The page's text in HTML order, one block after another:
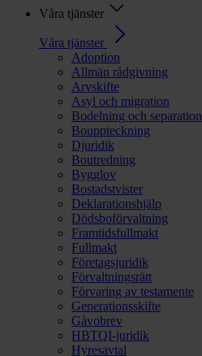
Våra tjänster
Våra tjänster
Adoption
Allmän rådgivning
Arvskifte
Asyl och migration
Bodelning och separation
Bouppteckning
Djuridik
Boutredning
Bygglov
Bostadstvister
Deklarationshjälp
Dödsboförvaltning
Framtidsfullmakt
Fullmakt
Företagsjuridik
Förvaltningsrätt
Förvaring av testamente
Generationsskifte
Gåvobrev
HBTQI-juridik
Hyresavtal